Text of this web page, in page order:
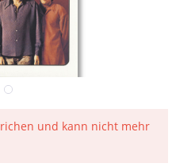
und kann nicht mehr